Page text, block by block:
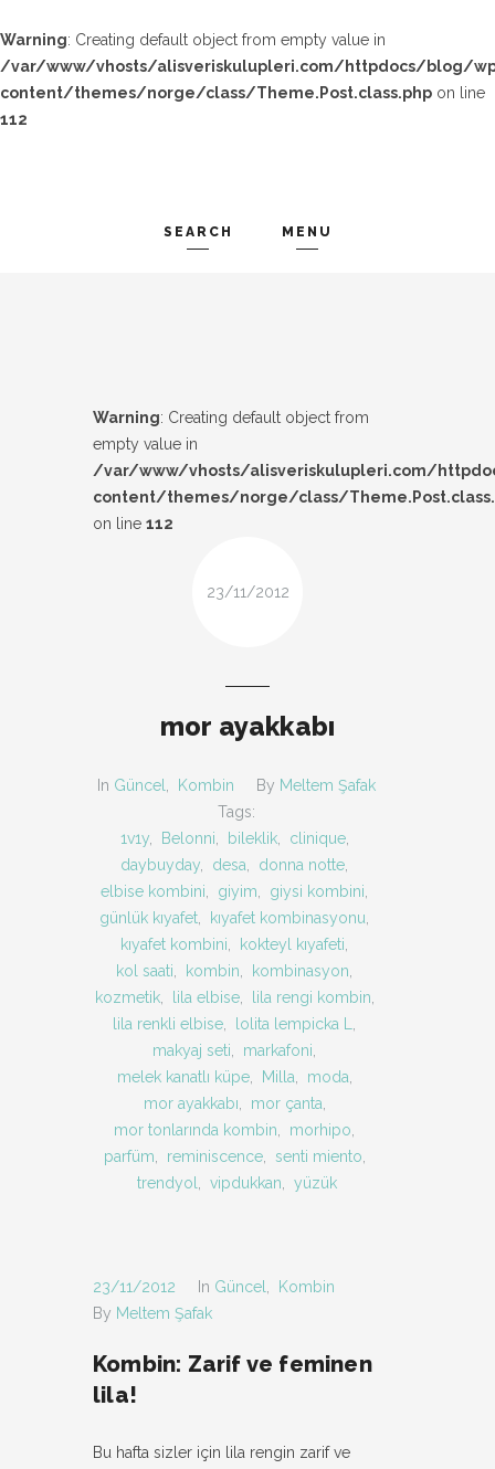
Warning: Creating default object from empty value in
/var/www/vhosts/alisveriskulupleri.com/httpdocs/blog/
content/themes/norge/class/Theme.Post.class.php on line
112
SEARCH MENU
Warning: Creating default object from
empty value in
/var/www/vhosts/alisveriskulupleri.com/
content/themes/norge/class/
on line 112
23/11/2012
mor ayakkabı
In Güncel Kombin By Meltem Şafak
Tags:
1v1y, Belonni bileklik, clinique,
daybuyday
desa donna notte
elbise kombini
giyim giysi kombini
günlük kıyafet
kıyafet kombinasyonu
kıyafet kombini
kokteyl kıyafeti
kol saati
kombin kombinasyon
kozmetik, lila elbise, lila rengi kombin
lila renkli elbise
lolita lempicka L
makyaj seti
markafoni
melek kanatlı küpe, Milla moda
mor ayakkabı
mor çanta
mor tonlarında kombin
morhipo
parfüm
reminiscence, senti miento
trendyol
vipdukkan yüzük
23/11/2012 In Güncel
Kombin
By Meltem Şafak
Kombin: Zarif ve feminen
lila!
Bu hafta sizler için lila rengin zarif ve